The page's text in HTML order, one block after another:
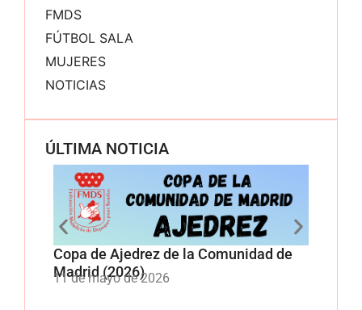
FMDS
FÚTBOL SALA
MUJERES
NOTICIAS
ÚLTIMA NOTICIA
Copa de Ajedrez de la Comunidad de
Madrid (2026)
11 de mayo de 2026